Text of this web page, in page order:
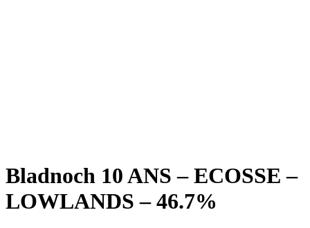
Bladnoch 10 ANS – ECOSSE –
LOWLANDS – 46.7%